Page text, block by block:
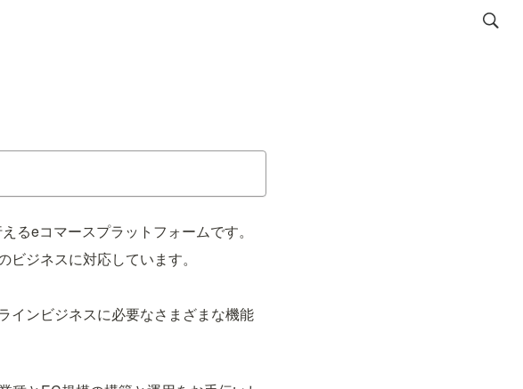
るeコマースプラットフォームです。
ジネスに対応しています。
インビジネスに必要なさまざまな機能